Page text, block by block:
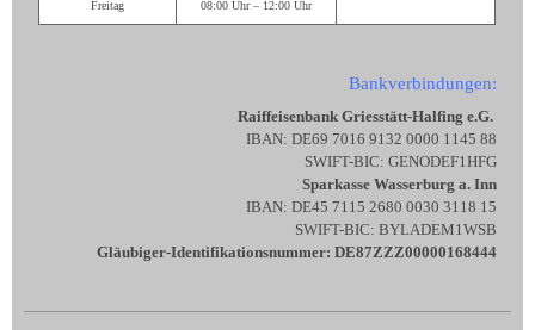
Freitag 08:00 Uhr – 12:00 Uhr
Bankverbindungen:
Raiffeisenbank Griesstätt-Halfing e.G.
IBAN: DE69 7016 9132 0000 1145 88
SWIFT-BIC: GENODEF1HFG
Sparkasse Wasserburg a. Inn
IBAN: DE45 7115 2680 0030 3118 15
SWIFT-BIC: BYLADEM1WSB
Gläubiger-Identifikationsnummer: DE87ZZZ00000168444